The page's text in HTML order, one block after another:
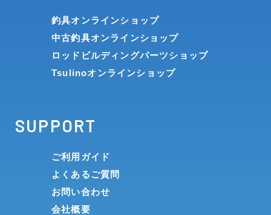
釣具オンラインショップ
中古釣具オンラインショップ
ロッドビルディングパーツショップ
Tsulinoオンラインショップ
SUPPORT
ご利用ガイド
よくあるご質問
お問い合わせ
会社概要